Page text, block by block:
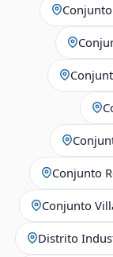
Conjunto
Conjunto
Distrito